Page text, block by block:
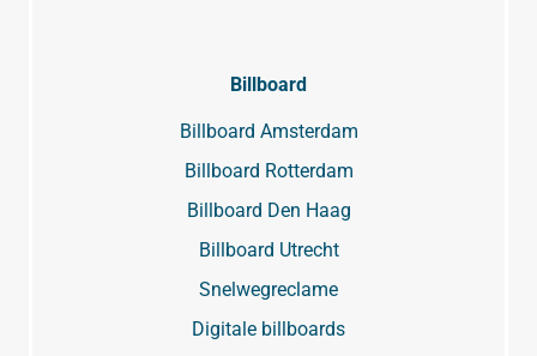
Billboard
Billboard Amsterdam
Billboard Rotterdam
Billboard Den Haag
Billboard Utrecht
Snelwegreclame
Digitale billboards